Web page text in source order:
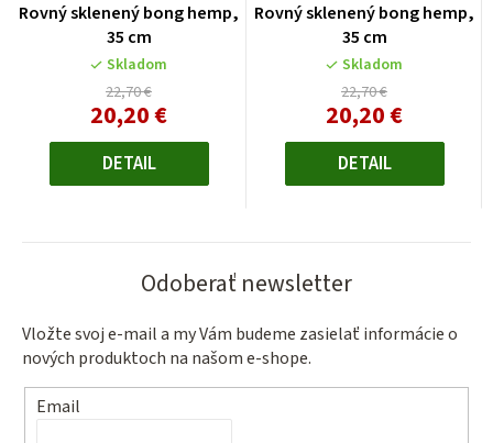
Rovný sklenený bong hemp,
35 cm
Skladom
22,70 €
20,20 €
DETAIL
Rovný sklenený bong hemp,
35 cm
Skladom
22,70 €
20,20 €
DETAIL
Odoberať newsletter
Vložte svoj e-mail a my Vám budeme zasielať informácie o
nových produktoch na našom e-shope.
Email